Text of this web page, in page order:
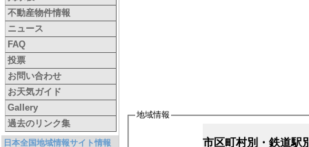
不動産物件情報
ニュース
FAQ
投票
お問い合わせ
お天気ガイド
Gallery
過去のリンク集
日本全国地域情報サイト情報
地域情報
市区町村別・鉄道駅